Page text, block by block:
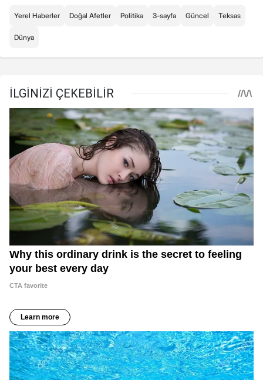
Yerel Haberler Doğal Afetler Politika 3-sayfa Güncel Teksas
Dünya